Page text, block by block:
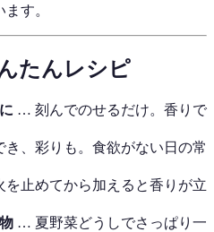
す。
たんレシピ
… 刻んでのせるだけ。香りで
、彩りも。食欲がない日の常
止めてから加えると香りが立
… 夏野菜どうしでさっぱり一